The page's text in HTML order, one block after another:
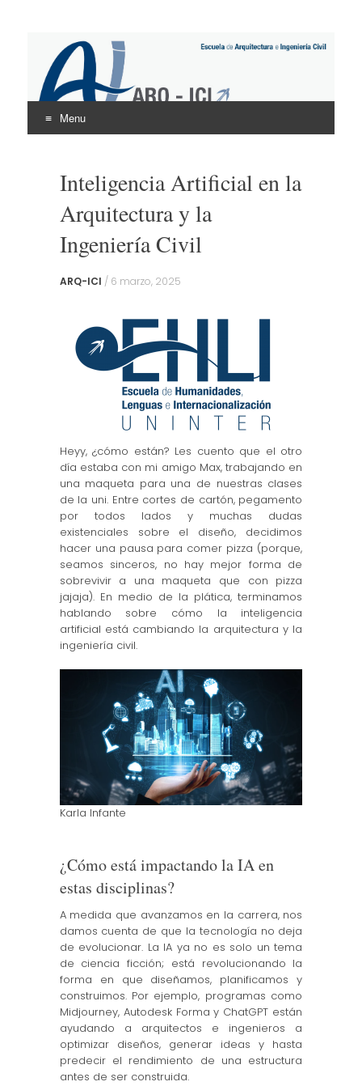
ARQ – ICI
UNINTER
Menu
contentInteligencia Artificial en la
Arquitectura y la
Ingeniería Civil
ARQ-ICI / 6 marzo, 2025
Heyy, ¿cómo están? Les cuento que el otro
día estaba con mi amigo Max, trabajando en
una maqueta para una de nuestras clases
de la uni. Entre cortes de cartón, pegamento
por todos lados y muchas dudas
existenciales sobre el diseño, decidimos
hacer una pausa para comer pizza (porque,
seamos sinceros, no hay mejor forma de
sobrevivir a una maqueta que con pizza
jajaja). En medio de la plática, terminamos
hablando sobre cómo la inteligencia
artificial está cambiando la arquitectura y la
ingeniería civil.
Karla Infante
¿Cómo está impactando la IA en
estas disciplinas?
A medida que avanzamos en la carrera, nos
damos cuenta de que la tecnología no deja
de evolucionar. La IA ya no es solo un tema
de ciencia ficción; está revolucionando la
forma en que diseñamos, planificamos y
construimos. Por ejemplo, programas como
Midjourney, Autodesk Forma y ChatGPT están
ayudando a arquitectos e ingenieros a
optimizar diseños, generar ideas y hasta
predecir el rendimiento de una estructura
antes de ser construida.